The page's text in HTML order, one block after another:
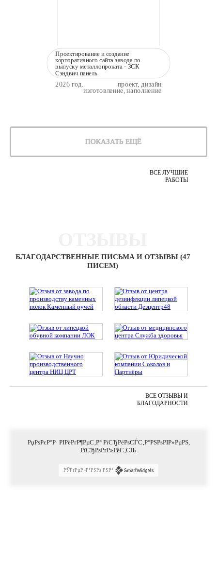
Проектирование и создание
корпоративного сайта завода по
выпуску металлопроката - ЗСК
Сэндвич панель
2026 год.
проект, дизайн
изготовление, наполнение
ПОКАЗАТЬ ЕЩЁ
ВСЕ ЛУЧШИЕ
РАБОТЫ
БЛАГОДАРСТВЕННЫЕ ПИСЬМА И ОТЗЫВЫ (47
ПИСЕМ)
ВСЕ ОТЗЫВЫ И
БЛАГОДАРНОСТИ
РџРѕРєР°Р· РІРёРґР¶РµС‚Р° РїСЂРёРѕСЃС‚Р°РЅРѕРІР»РµРЅ,
РїСЂРѕРґР»РёС‚СЊ.
РЎРґРµР»Р°РЅРѕ РЅР°